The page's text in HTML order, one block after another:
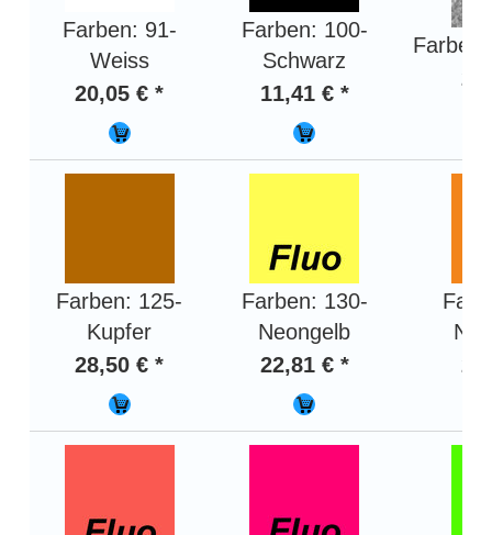
Farben: 91-
Weiss
20,05 € *
Farben: 100-
Schwarz
11,41 € *
Farben: 125-
Kupfer
28,50 € *
Farben: 130-
Neongelb
22,81 € *